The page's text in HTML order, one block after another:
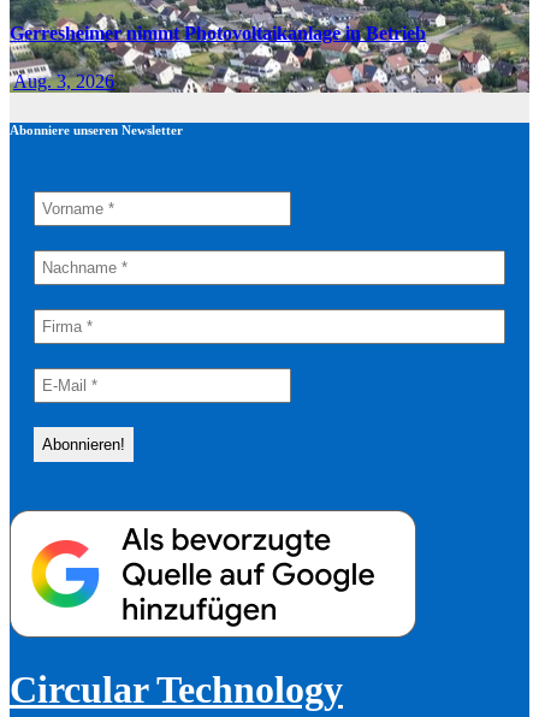
Gerresheimer nimmt Photovoltaikanlage in Betrieb
Aug. 3, 2026
Abonniere unseren Newsletter
Circular Technology